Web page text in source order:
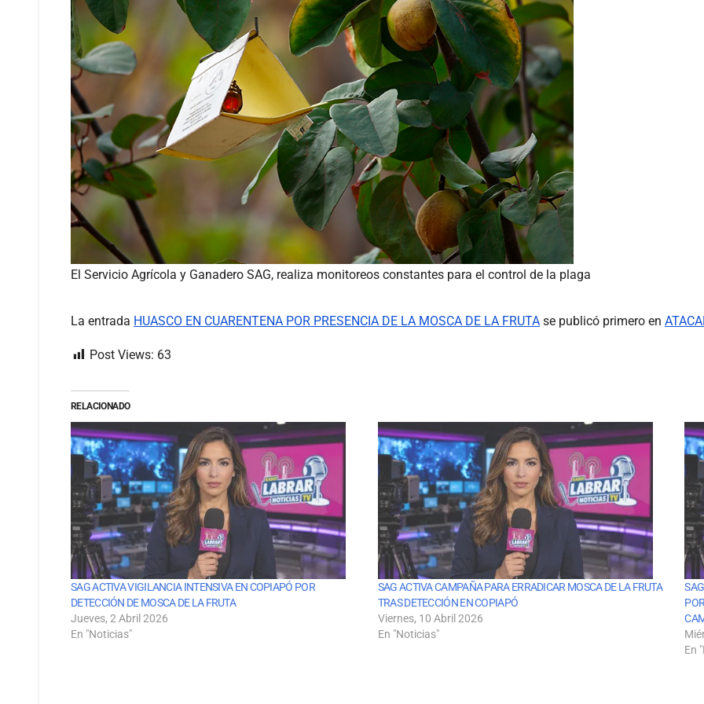
El Servicio Agrícola y Ganadero SAG, realiza monitoreos constantes para el control de la plaga
La entrada HUASCO EN CUARENTENA POR PRESENCIA DE LA MOSCA DE LA FRUTA se publicó primero en
Post Views: 63
RELACIONADO
SAG ACTIVA VIGILANCIA INTENSIVA EN COPIAPÓ POR
DETECCIÓN DE MOSCA DE LA FRUTA
Jueves, 2 Abril 2026
En "Noticias"
SAG ACTIVA CAMPAÑA PARA ERRADICAR MOSCA DE LA FRUTA
TRAS DETECCIÓN EN COPIAPÓ
Viernes, 10 Abril 2026
En "Noticias"
En